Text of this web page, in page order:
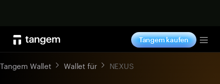
Tangem kaufen
Tangem Wallet Wallet für NEXUS